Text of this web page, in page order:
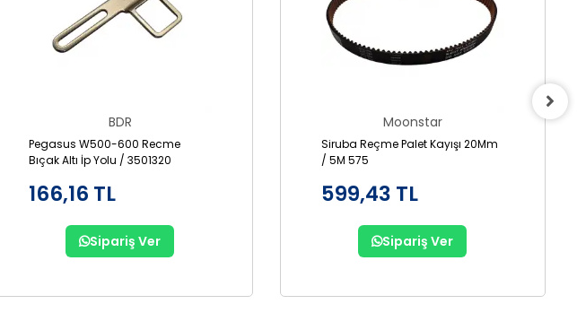
BDR
Pegasus W500-600 Recme
Bıçak Altı İp Yolu / 3501320
166,16 TL
Sipariş Ver
Moonstar
Siruba Reçme Palet Kayışı 20Mm
/ 5M 575
599,43 TL
Sipariş Ver